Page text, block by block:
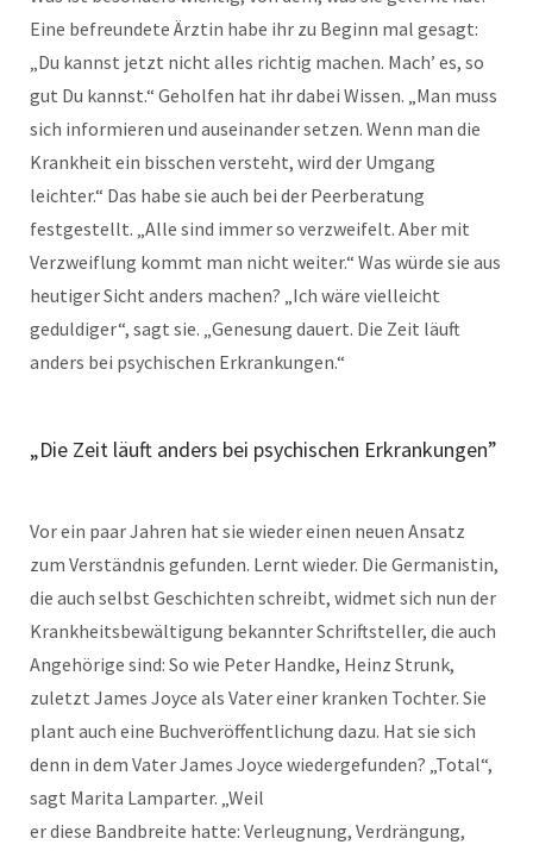
Eine befreundete Ärztin habe ihr zu Beginn mal gesagt:
„Du kannst jetzt nicht alles richtig machen. Mach’ es, so
gut Du kannst.“ Geholfen hat ihr dabei Wissen. „Man muss
sich informieren und auseinander setzen. Wenn man die
Krankheit ein bisschen versteht, wird der Umgang
leichter.“ Das habe sie auch bei der Peerberatung
festgestellt. „Alle sind immer so verzweifelt. Aber mit
Verzweiflung kommt man nicht weiter.“ Was würde sie aus
heutiger Sicht anders machen? „Ich wäre vielleicht
geduldiger“, sagt sie. „Genesung dauert. Die Zeit läuft
anders bei psychischen Erkrankungen.“
„Die Zeit läuft anders bei psychischen Erkrankungen”
Vor ein paar Jahren hat sie wieder einen neuen Ansatz
zum Verständnis gefunden. Lernt wieder. Die Germanistin,
die auch selbst Geschichten schreibt, widmet sich nun der
Krankheitsbewältigung bekannter Schriftsteller, die auch
Angehörige sind: So wie Peter Handke, Heinz Strunk,
zuletzt James Joyce als Vater einer kranken Tochter. Sie
plant auch eine Buchveröffentlichung dazu. Hat sie sich
denn in dem Vater James Joyce wiedergefunden? „Total“,
sagt Marita Lamparter. „Weil
er diese Bandbreite hatte: Verleugnung, Verdrängung,